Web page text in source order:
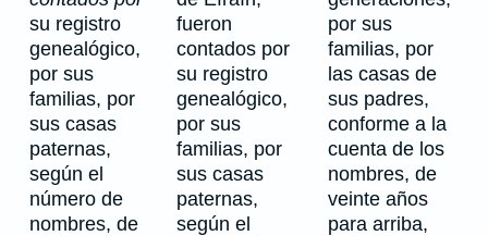
su registro
genealógico,
por sus
familias, por
sus casas
paternas,
según el
número de
nombres, de
fueron
contados por
su registro
genealógico,
por sus
familias, por
sus casas
paternas,
según el
por sus
familias, por
las casas de
sus padres,
conforme a la
cuenta de los
nombres, de
veinte años
para arriba,